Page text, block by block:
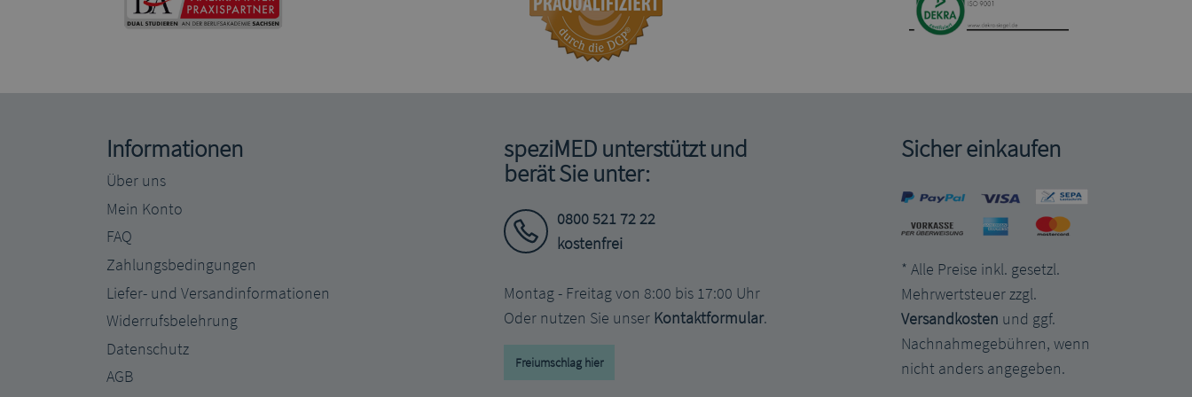
Informationen
Über uns
Mein Konto
FAQ
Zahlungsbedingungen
Liefer- und Versandinformationen
Widerrufsbelehrung
Datenschutz
AGB
speziMED unterstützt und
berät Sie unter:
0800 521 72 22
kostenfrei
Montag - Freitag von 8:00 bis 17:00 Uhr
Oder nutzen Sie unser Kontaktformular.
Freiumschlag hier
Sicher einkaufen
* Alle Preise inkl. gesetzl.
Mehrwertsteuer zzgl.
Versandkosten und ggf.
Nachnahmegebühren, wenn
nicht anders angegeben.